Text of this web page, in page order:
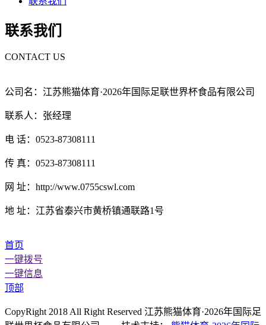
联系我们
CONTACT US
公司名：江苏熊猫体育·2026年国际足联世界杯食品有限公司
联系人：张经理
电 话：0523-87308111
传 真：0523-87308111
网 址：http://www.0755cswl.com
地 址：江苏省泰兴市黄桥镇通联路1号
首页
一键拨号
一键信息
顶部
CopyRight 2018 All Right Reserved 江苏熊猫体育·2026年国际足